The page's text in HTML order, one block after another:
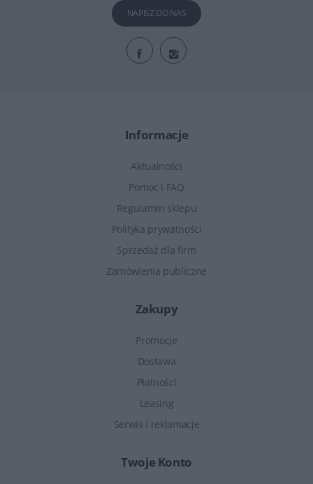
NAPISZ DO NAS
Informacje
Aktualności
Pomoc i FAQ
Regulamin sklepu
Polityka prywatności
Sprzedaż dla firm
Zamówienia publiczne
Zakupy
Promocje
Dostawa
Płatności
Leasing
Serwis i reklamacje
Twoje Konto